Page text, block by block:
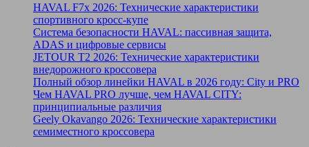
HAVAL F7x 2026: Технические характеристики
спортивного кросс-купе
Система безопасности HAVAL: пассивная защита,
ADAS и цифровые сервисы
JETOUR T2 2026: Технические характеристики
внедорожного кроссовера
Полный обзор линейки HAVAL в 2026 году: City и PRO
Чем HAVAL PRO лучше, чем HAVAL CITY:
принципиальные различия
Geely Okavango 2026: Технические характеристики
семиместного кроссовера